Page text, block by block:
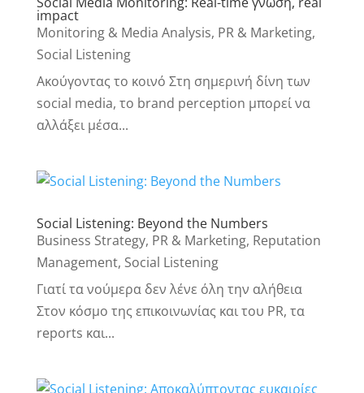
impact
Monitoring & Media Analysis, PR & Marketing,
Social Listening
Ακούγοντας το κοινό Στη σημερινή δίνη των
social media, το brand perception μπορεί να
αλλάξει μέσα...
Social Listening: Beyond the Numbers
Business Strategy, PR & Marketing, Reputation
Management, Social Listening
Γιατί τα νούμερα δεν λένε όλη την αλήθεια
Στον κόσμο της επικοινωνίας και του PR, τα
reports και...